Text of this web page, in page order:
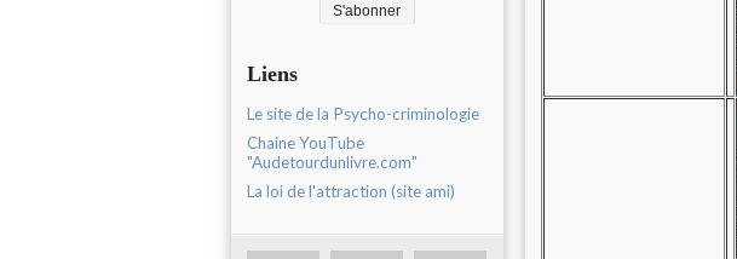
Liens
Le site de la Psycho-criminologie
Chaine YouTube
"Audetourdunlivre.com"
La loi de l'attraction (site ami)